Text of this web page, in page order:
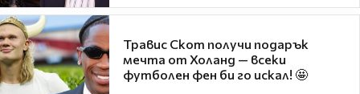
Травис Скот получи подарък
мечта от Холанд — всеки
футболен фен би го искал! 🤩